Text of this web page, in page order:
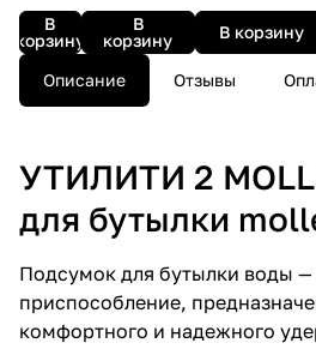
В
корзину
В
корзину
В корзину
Описание
Отзывы
УТИЛИТИ 2
для бутылки
Подсумок для бутылки воды —
приспособление,
комфортного и надежного